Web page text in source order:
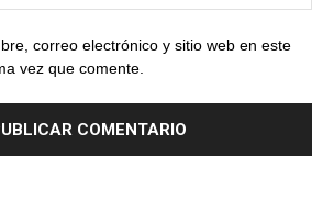
correo electrónico y sitio web en este
vez que comente.